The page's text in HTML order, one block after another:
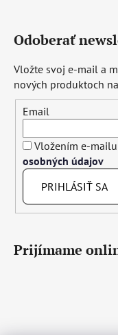
Odoberať
Vložte svoj e-mail a
nových produktoch
Email
Vložením e-
osobných údajov
PRIHLÁSIŤ SA
Prijímame